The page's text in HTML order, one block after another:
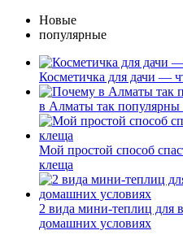
Новые
популярные
Косметичка для дачи —
в Алматы так
Мой простой способ
клеща
2 вида мини-теплиц для
домашних условиях